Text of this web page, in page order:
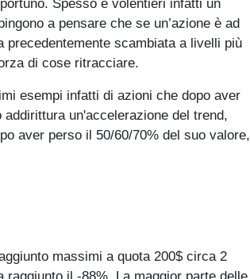
Spesso e volentieri infatti un
a pensare che se un’azione è ad
scambiata a livelli più
di cose ritracciare.
esempi infatti di azioni che dopo aver
un'accelerazione del trend,
aver perso il 50/60/70% del suo valore,
massimi a quota 200$ circa 2